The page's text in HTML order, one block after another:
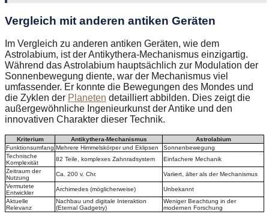
Vergleich mit anderen antiken Geräten
Im Vergleich zu anderen antiken Geräten, wie dem
Astrolabium, ist der Antikythera-Mechanismus einzigartig.
Während das Astrolabium hauptsächlich zur Modulation der
Sonnenbewegung diente, war der Mechanismus viel
umfassender. Er konnte die Bewegungen des Mondes und
die Zyklen der Planeten detailliert abbilden. Dies zeigt die
außergewöhnliche Ingenieurkunst der Antike und den
innovativen Charakter dieser Technik.
Kriterium Antikythera-Mechanismus
Astrolabium
Funktionsumfang Mehrere Himmelskörper und Eklipsen
Sonnenbewegung
Technische
Komplexität
82 Teile, komplexes Zahnradsystem
Einfachere Mechanik
Zeitraum der
Nutzung
Ca. 200 v. Chr.
Variiert, älter als der Mechanismus
Vermutete
Entwickler
Archimedes (möglicherweise)
Unbekannt
Aktuelle
Relevanz
Nachbau und digitale Interaktion
(Eternal Gadgetry)
Weniger Beachtung in der
modernen Forschung